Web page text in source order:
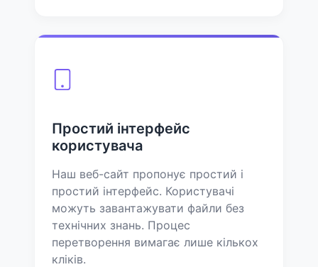
Простий інтерфейс
користувача
Наш веб-сайт пропонує простий і
простий інтерфейс. Користувачі
можуть завантажувати файли без
технічних знань. Процес
перетворення вимагає лише кількох
кліків.